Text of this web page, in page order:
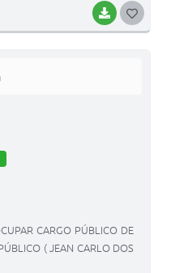
BAIXAR
CARGO PÚBLICO DE
( JEAN CARLO DOS